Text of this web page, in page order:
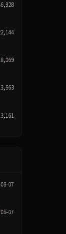
08-07
08-07